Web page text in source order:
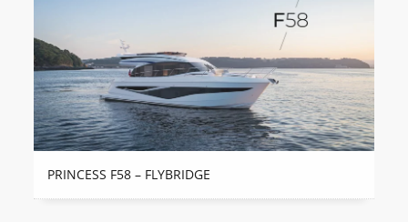
PRINCESS F58 – FLYBRIDGE